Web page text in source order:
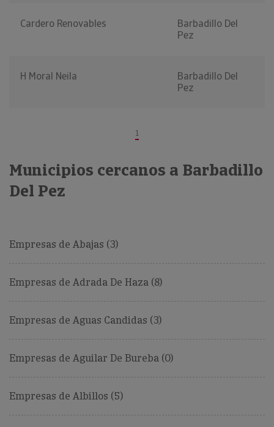
Cardero Renovables
Barbadillo Del
Pez
H Moral Neila
Barbadillo Del
Pez
1
Municipios cercanos a Barbadillo
Del Pez
Empresas de Abajas (3)
Empresas de Adrada De Haza (8)
Empresas de Aguas Candidas (3)
Empresas de Aguilar De Bureba (0)
Empresas de Albillos (5)